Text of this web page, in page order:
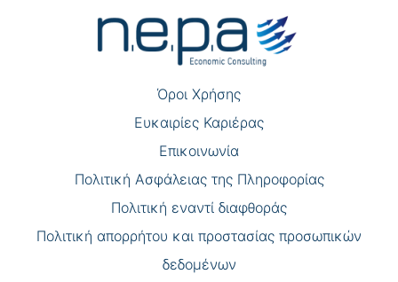
Όροι Χρήσης
Eυκαιρίες Καριέρας
Επικοινωνία
Πολιτική Ασφάλειας της Πληροφορίας
Πολιτική εναντί διαφθοράς
Πολιτική απορρήτου και προστασίας προσωπικών
δεδομένων